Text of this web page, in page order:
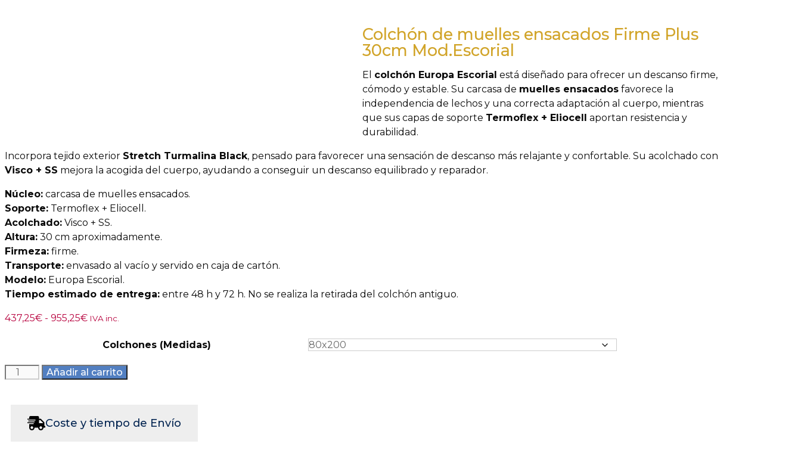
Colchón de muelles ensacados Firme Plus
30cm Mod.Escorial
El colchón Europa Escorial está diseñado para ofrecer un descanso firme,
cómodo y estable. Su carcasa de muelles ensacados favorece la
independencia de lechos y una correcta adaptación al cuerpo, mientras
que sus capas de soporte Termoflex + Eliocell aportan resistencia y
durabilidad.
Incorpora tejido exterior Stretch Turmalina Black, pensado para favorecer una sensación de descanso más relajante y confortable. Su acolchado con
Visco + SS mejora la acogida del cuerpo, ayudando a conseguir un descanso equilibrado y reparador.
Núcleo: carcasa de muelles ensacados.
Soporte: Termoflex + Eliocell.
Acolchado: Visco + SS.
Altura: 30 cm aproximadamente.
Firmeza: firme.
Transporte: envasado al vacío y servido en caja de cartón.
Modelo: Europa Escorial.
Tiempo estimado de entrega: entre 48 h y 72 h. No se realiza la retirada del colchón antiguo.
437,25€ - 955,25€ IVA inc.
Colchones (Medidas)
Añadir al carrito
Coste y tiempo de Envío